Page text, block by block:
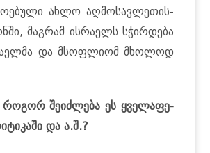
ახლო აღ­მო­სავ­ლე­თის­
მაგ­რამ ის­რა­ელს სჭირ­დე­ბა
და მსოფ­ლი­ომ მხო­ლოდ
რო­გორ შე­იძ­ლე­ბა ეს ყვე­ლა­ფე­
და ა.შ.?